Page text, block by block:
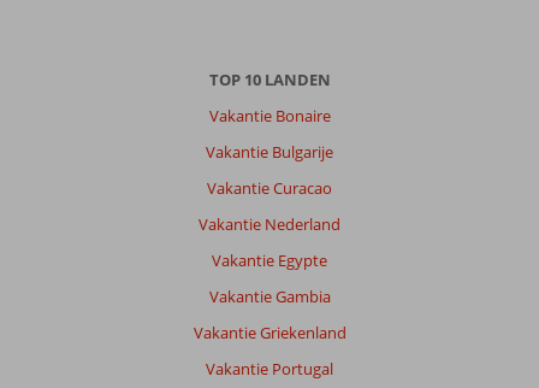
TOP 10 LANDEN
Vakantie Bonaire
Vakantie Bulgarije
Vakantie Curacao
Vakantie Nederland
Vakantie Egypte
Vakantie Gambia
Vakantie Griekenland
Vakantie Portugal